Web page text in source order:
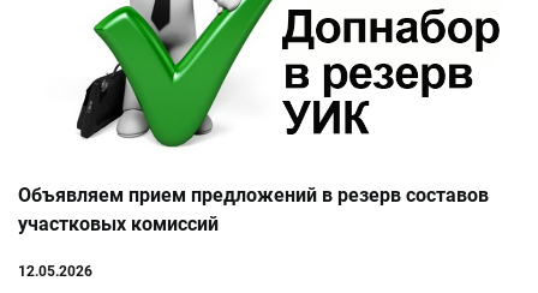
Объявляем прием предложений в резерв составов
участковых комиссий
12.05.2026